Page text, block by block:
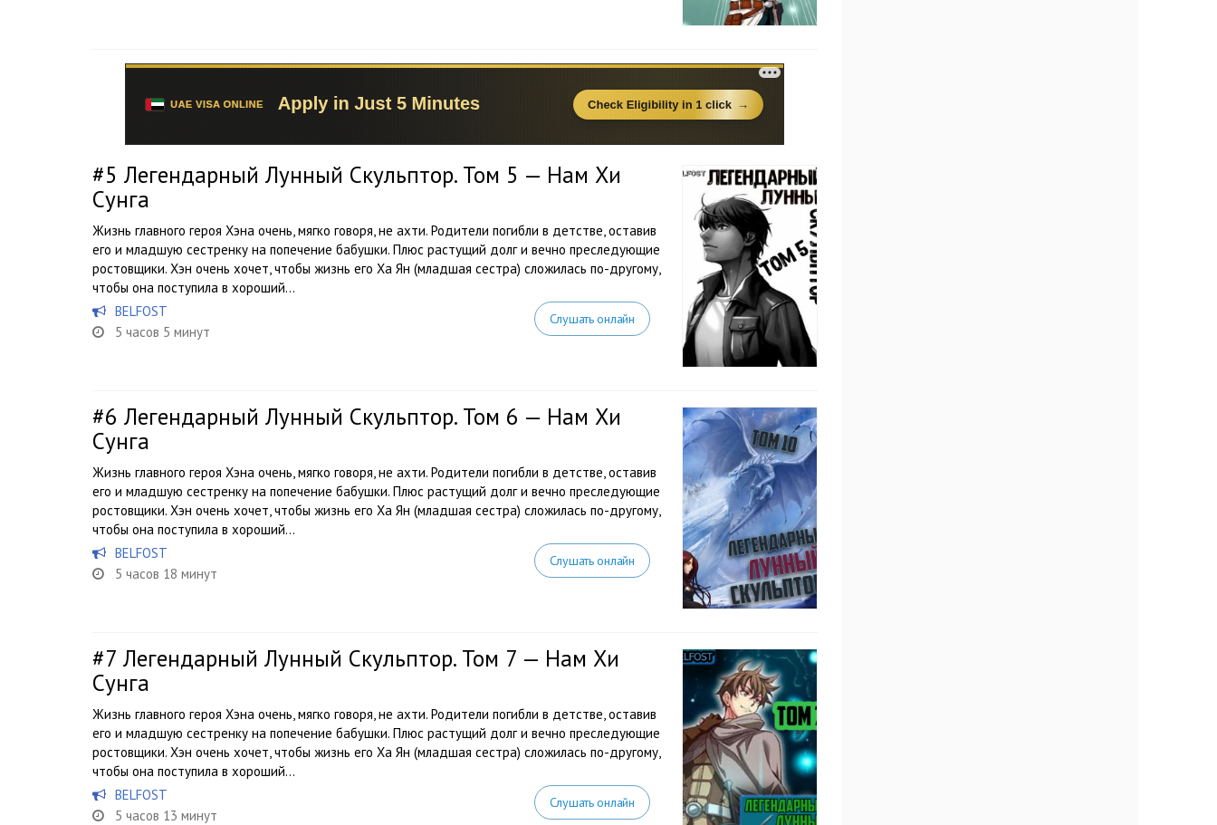
#5 Легендарный Лунный Скульптор. Том 5 — Нам Хи
Сунга
Жизнь главного героя Хэна очень, мягко говоря, не ахти. Родители погибли в детстве, оставив
его и младшую сестренку на попечение бабушки. Плюс растущий долг и вечно преследующие
ростовщики. Хэн очень хочет, чтобы жизнь его Ха Ян (младшая сестра) сложилась по-другому,
чтобы она поступила в хороший...
BELFOST
5 часов 5 минут
Слушать онлайн
#6 Легендарный Лунный Скульптор. Том 6 — Нам Хи
Сунга
Жизнь главного героя Хэна очень, мягко говоря, не ахти. Родители погибли в детстве, оставив
его и младшую сестренку на попечение бабушки. Плюс растущий долг и вечно преследующие
ростовщики. Хэн очень хочет, чтобы жизнь его Ха Ян (младшая сестра) сложилась по-другому,
чтобы она поступила в хороший...
BELFOST
5 часов 18 минут
Слушать онлайн
#7 Легендарный Лунный Скульптор. Том 7 — Нам Хи
Сунга
Жизнь главного героя Хэна очень, мягко говоря, не ахти. Родители погибли в детстве, оставив
его и младшую сестренку на попечение бабушки. Плюс растущий долг и вечно преследующие
ростовщики. Хэн очень хочет, чтобы жизнь его Ха Ян (младшая сестра) сложилась по-другому,
чтобы она поступила в хороший...
BELFOST
5 часов 13 минут
Слушать онлайн